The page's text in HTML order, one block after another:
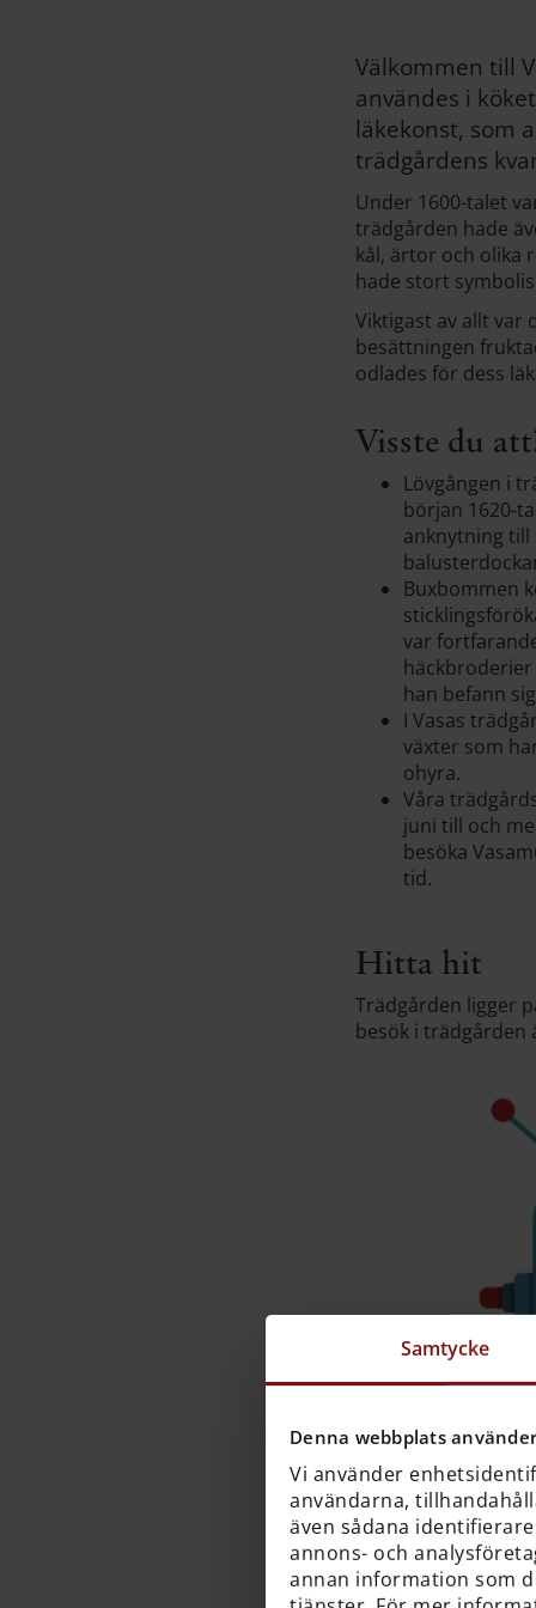
Samtycke
Denna webbplats
Vi använder
användarna,
även sådana
annons- och
annan information som
Välkommen till
användes i
läkekonst, som
trädgårdens
Under 1600-talet
trädgården hade
kål, ärtor och olika
hade stort
Viktigast av allt var
besättningen
odlades för dess
Visste du
Lövgången i
början 1620-
anknytning till
Buxbommen
var
han befann
I Vasas
växter som
ohyra.
Våra
juni till och
besöka
tid.
Hitta hit
Trädgården ligger
besök i trädgården